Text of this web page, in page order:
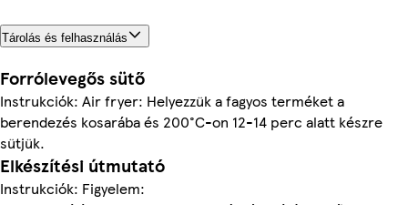
Tárolás és felhasználás
Forrólevegős sütő
Instrukciók: Air fryer: Helyezzük a fagyos terméket a
berendezés kosarába és 200°C-on 12-14 perc alatt készre
sütjük.
Elkészítési útmutató
Instrukciók: Figyelem: